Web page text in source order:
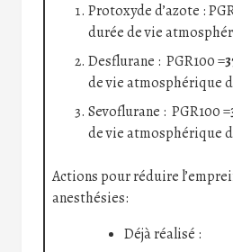
Protoxyde d’azote :
durée de vie
Desflurane : PGR100 =
de vie atmosphérique
Sevoflurane : PGR100 =
de vie atmosphérique
Actions pour réduire
anesthésies:
Déjà réalisé :